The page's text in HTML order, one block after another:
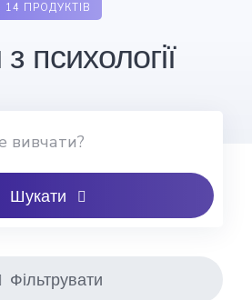
14 ПРОДУКТІВ
психології
Шукати
Фільтрувати